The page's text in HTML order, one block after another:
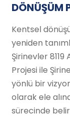
DÖNÜŞÜM
Kentsel
yeniden
Şirinevler
Projesi ile
yönlü bir
olarak ele
sürecinde